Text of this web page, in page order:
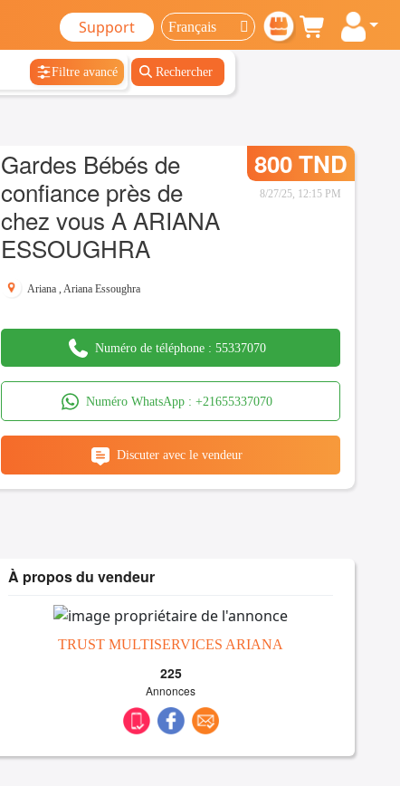
Support
Filtre avancé Rechercher
Gardes Bébés de
confiance près de
chez vous A ARIANA
ESSOUGHRA
800 TND
8/27/25, 12:15 PM
Ariana ,Ariana Essoughra
Numéro de téléphone : 55337070
Numéro WhatsApp : +21655337070
Discuter avec le vendeur
À propos du vendeur
TRUST MULTISERVICES ARIANA
225
Annonces